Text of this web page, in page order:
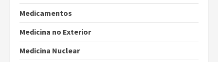
Medicamentos
Medicina no Exterior
Medicina Nuclear